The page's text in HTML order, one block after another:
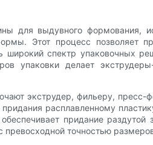
выдувного формования,
Этот процесс позволяет
широкий спектр упаковочных
упаковки делает
экструдер, фильеру, пресс-
расплавленному
придание
точностью